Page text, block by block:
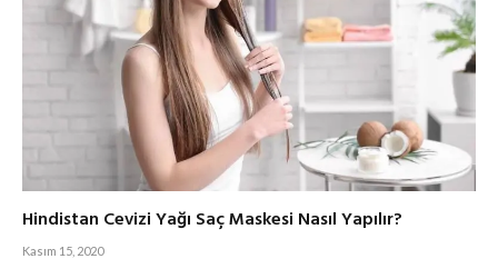
Hindistan Cevizi Yağı Saç Maskesi Nasıl Yapılır?
Kasım 15, 2020